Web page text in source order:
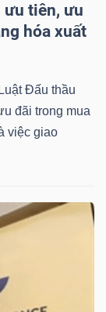
ưu tiên, ưu
hóa xuất
Đấu thầu
đãi trong mua
việc giao